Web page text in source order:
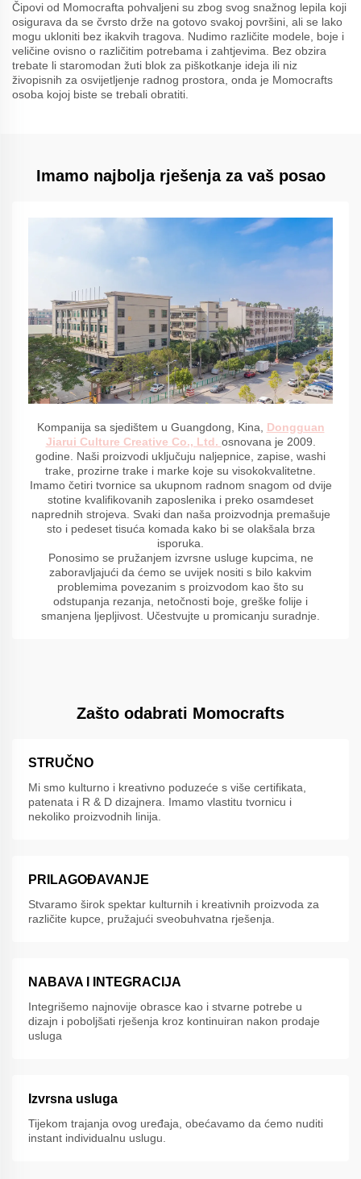
Čipovi od Momocrafta pohvaljeni su zbog svog snažnog lepila koji
osigurava da se čvrsto drže na gotovo svakoj površini, ali se lako
mogu ukloniti bez ikakvih tragova. Nudimo različite modele, boje i
veličine ovisno o različitim potrebama i zahtjevima. Bez obzira
trebate li staromodan žuti blok za piškotkanje ideja ili niz
živopisnih za osvijetljenje radnog prostora, onda je Momocrafts
osoba kojoj biste se trebali obratiti.
Imamo najbolja rješenja za vaš posao
Kompanija sa sjedištem u Guangdong, Kina, Dongguan
Jiarui Culture Creative Co., Ltd. osnovana je 2009.
godine. Naši proizvodi uključuju naljepnice, zapise, washi
trake, prozirne trake i marke koje su visokokvalitetne.
Imamo četiri tvornice sa ukupnom radnom snagom od dvije
stotine kvalifikovanih zaposlenika i preko osamdeset
naprednih strojeva. Svaki dan naša proizvodnja premašuje
sto i pedeset tisuća komada kako bi se olakšala brza
isporuka.
Ponosimo se pružanjem izvrsne usluge kupcima, ne
zaboravljajući da ćemo se uvijek nositi s bilo kakvim
problemima povezanim s proizvodom kao što su
odstupanja rezanja, netočnosti boje, greške folije i
smanjena ljepljivost. Učestvujte u promicanju suradnje.
Zašto odabrati Momocrafts
STRUČNO
Mi smo kulturno i kreativno poduzeće s više certifikata,
patenata i R & D dizajnera. Imamo vlastitu tvornicu i
nekoliko proizvodnih linija.
PRILAGOĐAVANJE
Stvaramo širok spektar kulturnih i kreativnih proizvoda za
različite kupce, pružajući sveobuhvatna rješenja.
NABAVA I INTEGRACIJA
Integrišemo najnovije obrasce kao i stvarne potrebe u
dizajn i poboljšati rješenja kroz kontinuiran nakon prodaje
usluga
Izvrsna usluga
Tijekom trajanja ovog uređaja, obećavamo da ćemo nuditi
instant individualnu uslugu.